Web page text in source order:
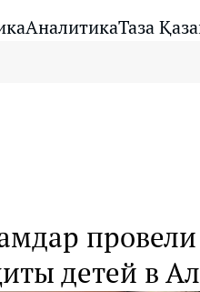
АналитикаТаза
провели
детей в